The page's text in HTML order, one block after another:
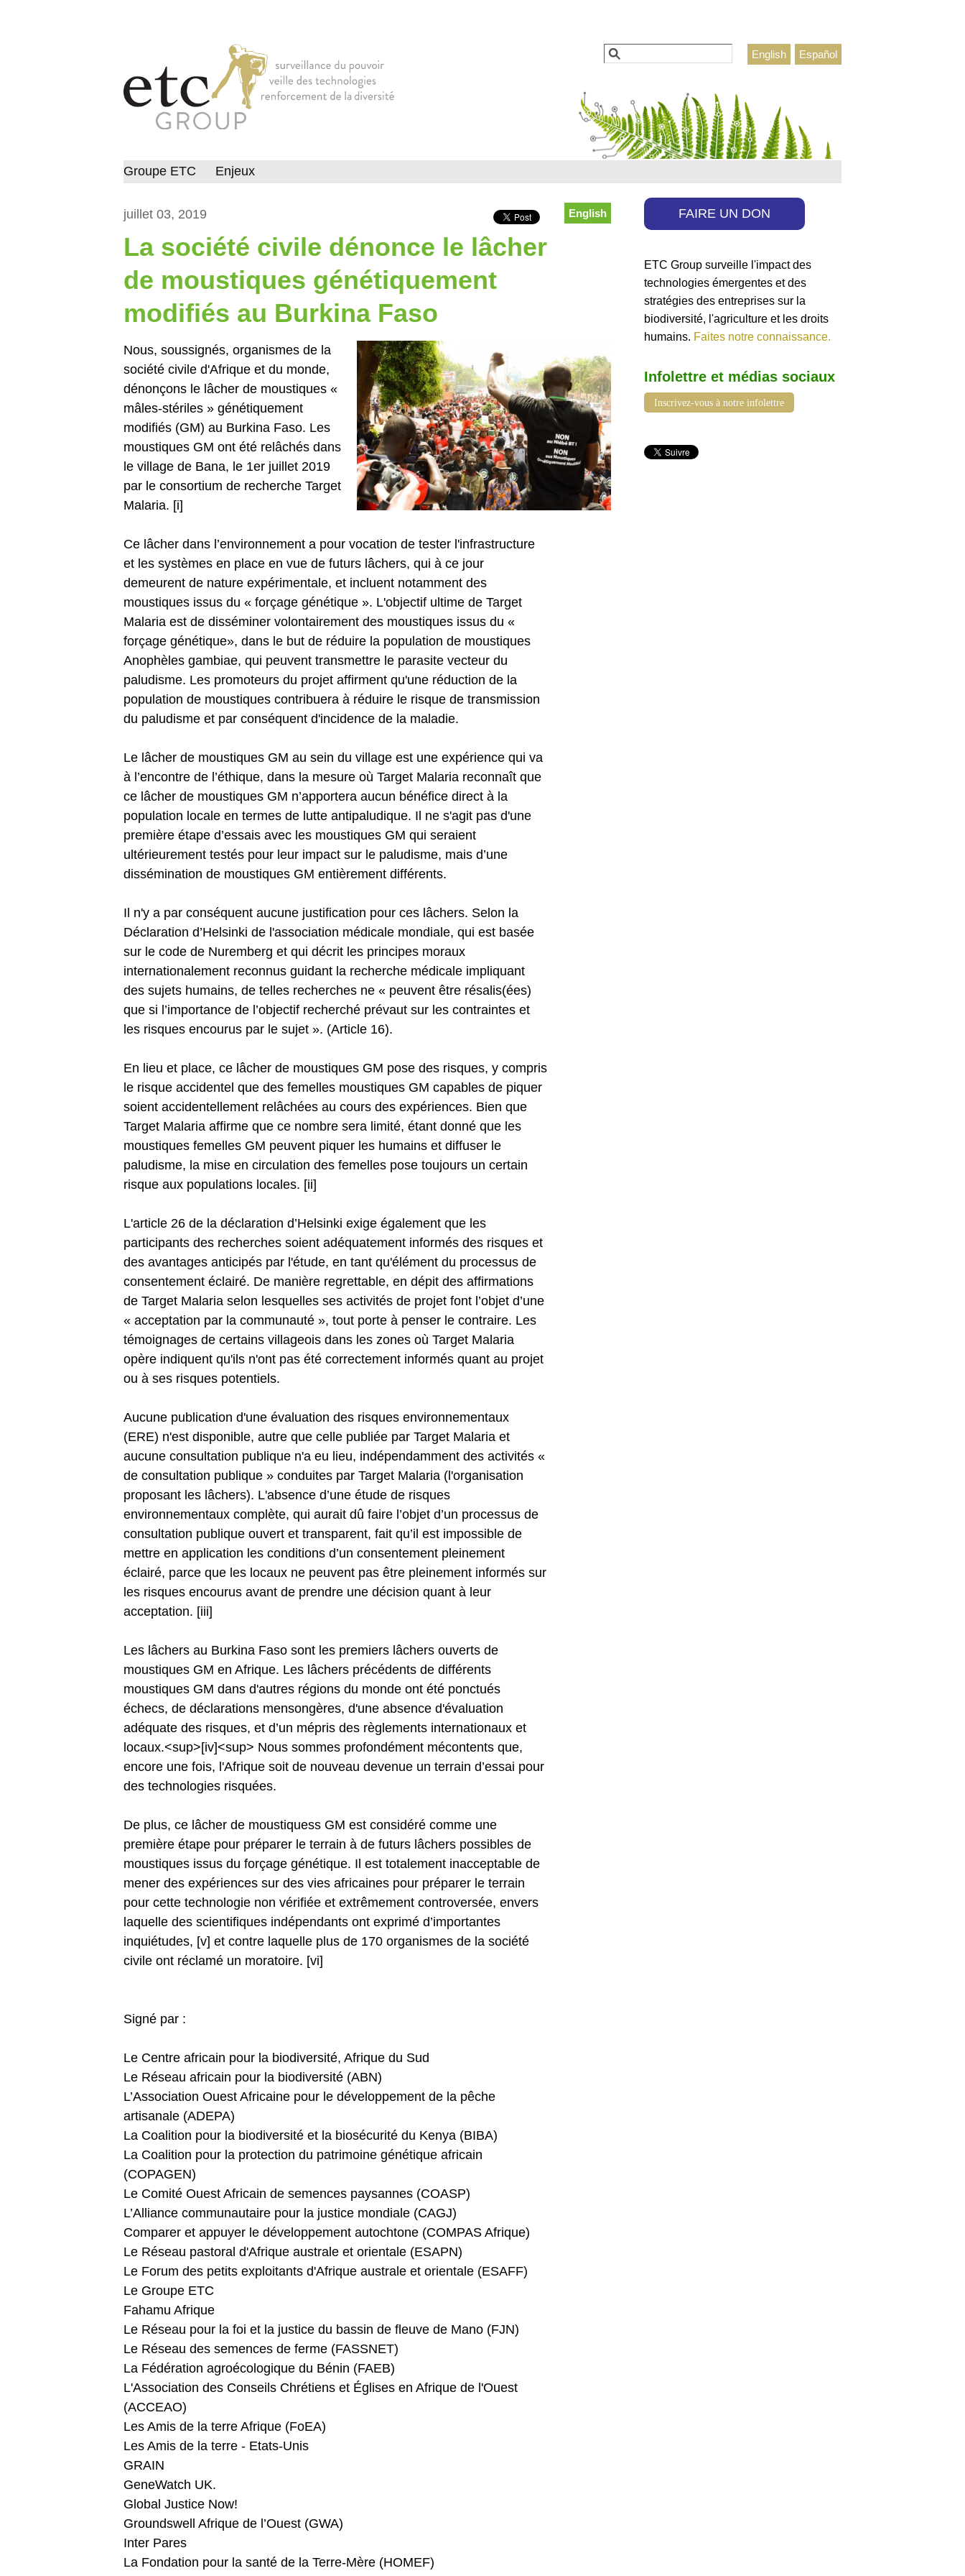
Español
English
Formulaire de recherche
Rechercher
English
juillet 03, 2019
La société civile dénonce le lâcher
de moustiques génétiquement
modifiés au Burkina Faso
Nous, soussignés, organismes de la
société civile d'Afrique et du monde,
dénonçons le lâcher de moustiques «
mâles-stériles » génétiquement
modifiés (GM) au Burkina Faso. Les
moustiques GM ont été relâchés dans
le village de Bana, le 1er juillet 2019
par le consortium de recherche Target
Malaria. [i]
Ce lâcher dans l’environnement a pour vocation de tester l'infrastructure
et les systèmes en place en vue de futurs lâchers, qui à ce jour
demeurent de nature expérimentale, et incluent notamment des
moustiques issus du « forçage génétique ». L'objectif ultime de Target
Malaria est de disséminer volontairement des moustiques issus du «
forçage génétique», dans le but de réduire la population de moustiques
Anophèles gambiae, qui peuvent transmettre le parasite vecteur du
paludisme. Les promoteurs du projet affirment qu'une réduction de la
population de moustiques contribuera à réduire le risque de transmission
du paludisme et par conséquent d'incidence de la maladie.
Le lâcher de moustiques GM au sein du village est une expérience qui va
à l’encontre de l’éthique, dans la mesure où Target Malaria reconnaît que
ce lâcher de moustiques GM n’apportera aucun bénéfice direct à la
population locale en termes de lutte antipaludique. Il ne s'agit pas d'une
première étape d’essais avec les moustiques GM qui seraient
ultérieurement testés pour leur impact sur le paludisme, mais d’une
dissémination de moustiques GM entièrement différents.
Il n'y a par conséquent aucune justification pour ces lâchers. Selon la
Déclaration d’Helsinki de l'association médicale mondiale, qui est basée
sur le code de Nuremberg et qui décrit les principes moraux
internationalement reconnus guidant la recherche médicale impliquant
des sujets humains, de telles recherches ne « peuvent être résalis(ées)
que si l’importance de l’objectif recherché prévaut sur les contraintes et
les risques encourus par le sujet ». (Article 16).
En lieu et place, ce lâcher de moustiques GM pose des risques, y compris
le risque accidentel que des femelles moustiques GM capables de piquer
soient accidentellement relâchées au cours des expériences. Bien que
Target Malaria affirme que ce nombre sera limité, étant donné que les
moustiques femelles GM peuvent piquer les humains et diffuser le
paludisme, la mise en circulation des femelles pose toujours un certain
risque aux populations locales. [ii]
L'article 26 de la déclaration d’Helsinki exige également que les
participants des recherches soient adéquatement informés des risques et
des avantages anticipés par l'étude, en tant qu'élément du processus de
consentement éclairé. De manière regrettable, en dépit des affirmations
de Target Malaria selon lesquelles ses activités de projet font l’objet d’une
« acceptation par la communauté », tout porte à penser le contraire. Les
témoignages de certains villageois dans les zones où Target Malaria
opère indiquent qu'ils n'ont pas été correctement informés quant au projet
ou à ses risques potentiels.
Aucune publication d'une évaluation des risques environnementaux
(ERE) n'est disponible, autre que celle publiée par Target Malaria et
aucune consultation publique n'a eu lieu, indépendamment des activités «
de consultation publique » conduites par Target Malaria (l'organisation
proposant les lâchers). L'absence d’une étude de risques
environnementaux complète, qui aurait dû faire l’objet d’un processus de
consultation publique ouvert et transparent, fait qu’il est impossible de
mettre en application les conditions d’un consentement pleinement
éclairé, parce que les locaux ne peuvent pas être pleinement informés sur
les risques encourus avant de prendre une décision quant à leur
acceptation. [iii]
Les lâchers au Burkina Faso sont les premiers lâchers ouverts de
moustiques GM en Afrique. Les lâchers précédents de différents
moustiques GM dans d'autres régions du monde ont été ponctués
échecs, de déclarations mensongères, d'une absence d'évaluation
adéquate des risques, et d’un mépris des règlements internationaux et
locaux.<sup>[iv]<sup> Nous sommes profondément mécontents que,
encore une fois, l'Afrique soit de nouveau devenue un terrain d’essai pour
des technologies risquées.
De plus, ce lâcher de moustiquess GM est considéré comme une
première étape pour préparer le terrain à de futurs lâchers possibles de
moustiques issus du forçage génétique. Il est totalement inacceptable de
mener des expériences sur des vies africaines pour préparer le terrain
pour cette technologie non vérifiée et extrêmement controversée, envers
laquelle des scientifiques indépendants ont exprimé d’importantes
inquiétudes, [v] et contre laquelle plus de 170 organismes de la société
civile ont réclamé un moratoire. [vi]
Signé par :
Le Centre africain pour la biodiversité, Afrique du Sud
Le Réseau africain pour la biodiversité (ABN)
L’Association Ouest Africaine pour le développement de la pêche
artisanale (ADEPA)
La Coalition pour la biodiversité et la biosécurité du Kenya (BIBA)
La Coalition pour la protection du patrimoine génétique africain
(COPAGEN)
Le Comité Ouest Africain de semences paysannes (COASP)
L’Alliance communautaire pour la justice mondiale (CAGJ)
Comparer et appuyer le développement autochtone (COMPAS Afrique)
Le Réseau pastoral d'Afrique australe et orientale (ESAPN)
Le Forum des petits exploitants d'Afrique australe et orientale (ESAFF)
Le Groupe ETC
Fahamu Afrique
Le Réseau pour la foi et la justice du bassin de fleuve de Mano (FJN)
Le Réseau des semences de ferme (FASSNET)
La Fédération agroécologique du Bénin (FAEB)
L'Association des Conseils Chrétiens et Églises en Afrique de l'Ouest
(ACCEAO)
Les Amis de la terre Afrique (FoEA)
Les Amis de la terre - Etats-Unis
GRAIN
GeneWatch UK.
Global Justice Now!
Groundswell Afrique de l’Ouest (GWA)
Inter Pares
La Fondation pour la santé de la Terre-Mère (HOMEF)
Groupe ETC Enjeux
FAIRE UN DON
ETC Group surveille l'impact des
technologies émergentes et des
stratégies des entreprises sur la
biodiversité, l'agriculture et les droits
humains. Faites notre connaissance.
Infolettre et médias sociaux
Inscrivez-vous à notre infolettre